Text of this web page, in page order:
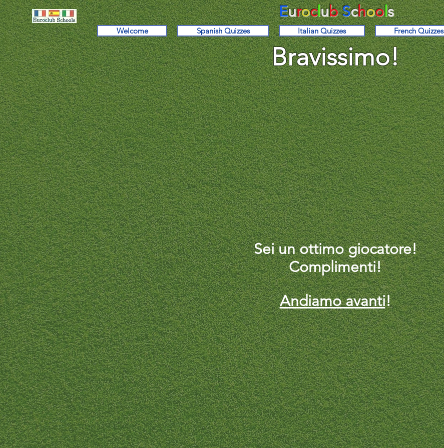
EuroclubSchools
Welcome Spanish Quizzes Italian Quizzes French Quizzes
Bravissimo!
Sei un ottimo giocatore!
Complimenti!
Andiamo avanti!